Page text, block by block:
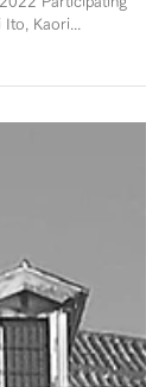
at Sarezzo (BS)